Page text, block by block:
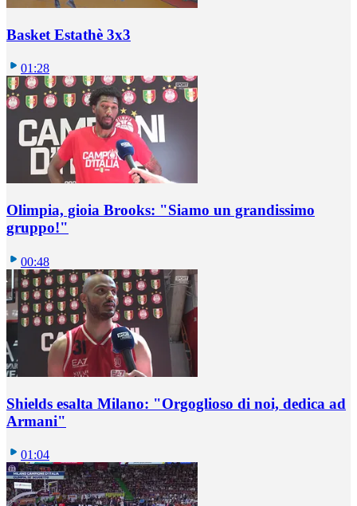
Basket Estathè 3x3
01:28
Olimpia, gioia Brooks: "Siamo un grandissimo
gruppo!"
00:48
Shields esalta Milano: "Orgoglioso di noi, dedica ad
Armani"
01:04